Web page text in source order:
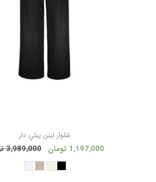
شلوار لينن پيلي دار
1٬197٬000 تومان 3٬989٬000 تومان